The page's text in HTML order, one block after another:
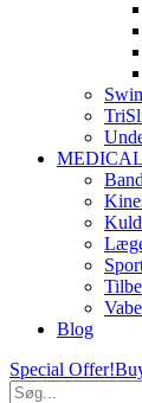
MEDICAL
Blog
Special Offer!